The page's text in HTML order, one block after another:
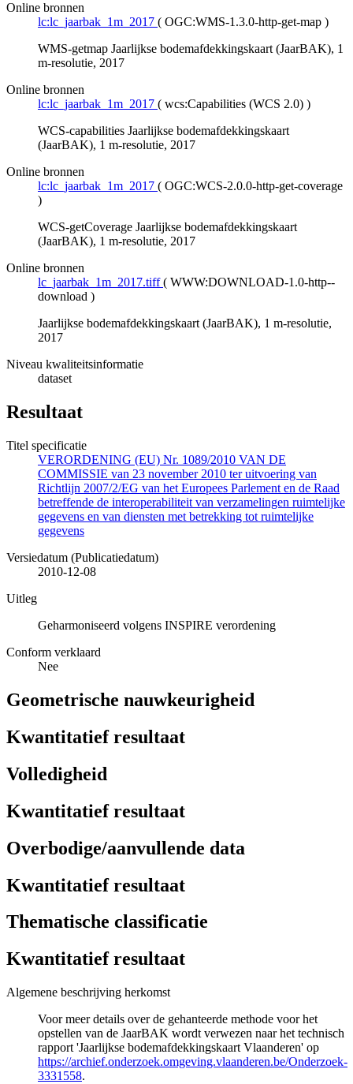
Online bronnen
lc:lc_jaarbak_1m_2017 ( OGC:WMS-1.3.0-http-get-map )
WMS-getmap Jaarlijkse bodemafdekkingskaart (JaarBAK), 1
m-resolutie, 2017
Online bronnen
lc:lc_jaarbak_1m_2017 ( wcs:Capabilities (WCS 2.0) )
WCS-capabilities Jaarlijkse bodemafdekkingskaart
(JaarBAK), 1 m-resolutie, 2017
Online bronnen
lc:lc_jaarbak_1m_2017 ( OGC:WCS-2.0.0-http-get-coverage
)
WCS-getCoverage Jaarlijkse bodemafdekkingskaart
(JaarBAK), 1 m-resolutie, 2017
Online bronnen
lc_jaarbak_1m_2017.tiff ( WWW:DOWNLOAD-1.0-http--
download )
Jaarlijkse bodemafdekkingskaart (JaarBAK), 1 m-resolutie,
2017
Niveau kwaliteitsinformatie
dataset
Resultaat
Titel specificatie
VERORDENING (EU) Nr. 1089/2010 VAN DE
COMMISSIE van 23 november 2010 ter uitvoering van
Richtlijn 2007/2/EG van het Europees Parlement en de Raad
betreffende de interoperabiliteit van verzamelingen ruimtelijke
gegevens en van diensten met betrekking tot ruimtelijke
gegevens
Versiedatum (Publicatiedatum)
2010-12-08
Uitleg
Geharmoniseerd volgens INSPIRE verordening
Conform verklaard
Nee
Geometrische nauwkeurigheid
Kwantitatief resultaat
Volledigheid
Kwantitatief resultaat
Overbodige/aanvullende data
Kwantitatief resultaat
Thematische classificatie
Kwantitatief resultaat
Algemene beschrijving herkomst
Voor meer details over de gehanteerde methode voor het
opstellen van de JaarBAK wordt verwezen naar het technisch
rapport 'Jaarlijkse bodemafdekkingskaart Vlaanderen' op
https://archief.onderzoek.omgeving.vlaanderen.be/Onderzoek-
3331558.